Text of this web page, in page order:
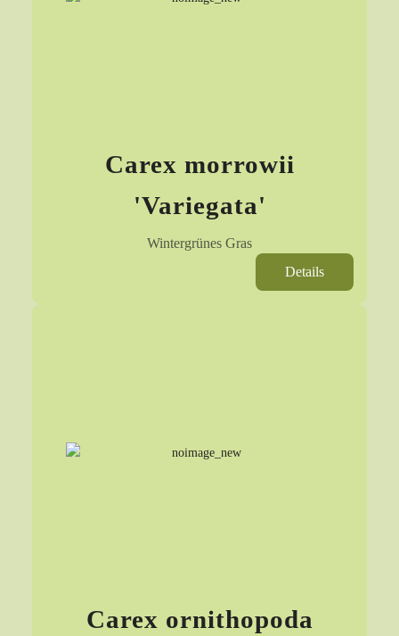
Carex morrowii
'Variegata'
Wintergrünes Gras
Details
Carex ornithopoda